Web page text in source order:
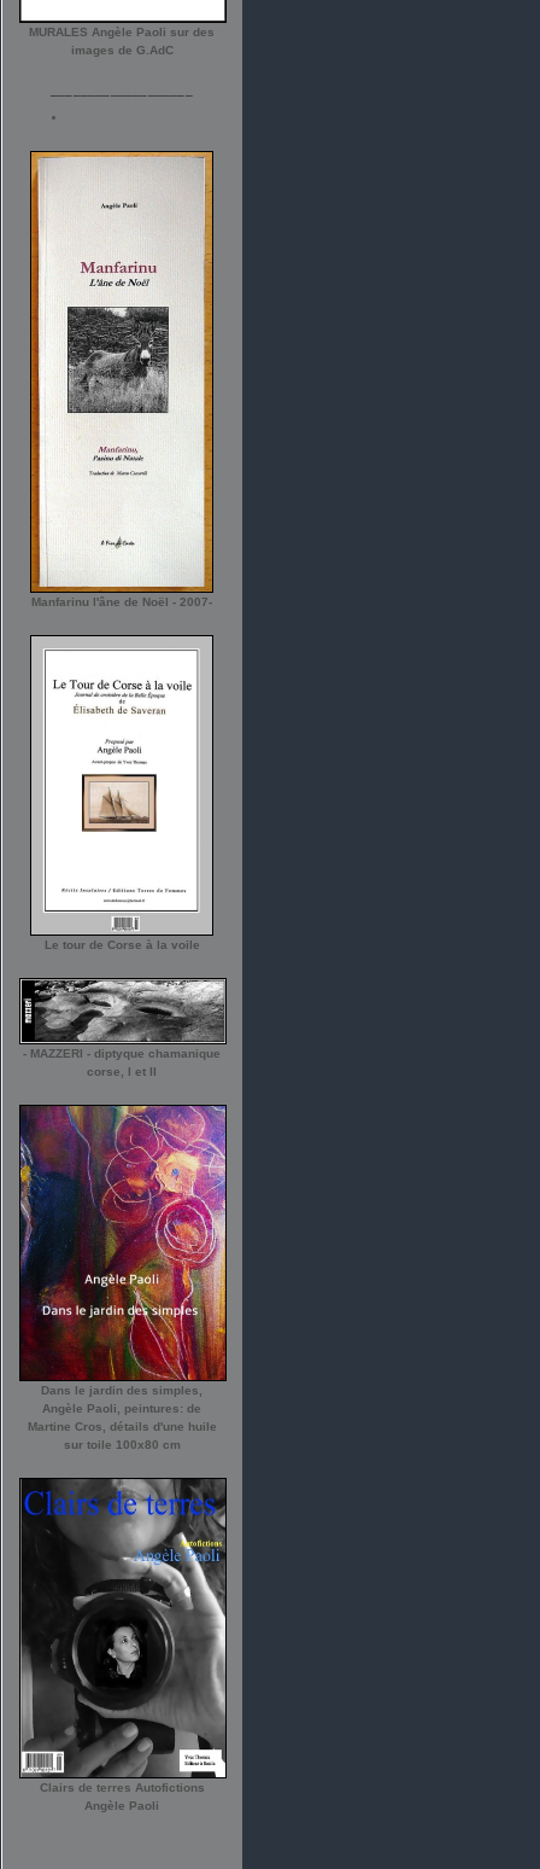
MURALES Angèle Paoli sur des
images de G.AdC
Manfarinu l'âne de Noël - 2007-
Le tour de Corse à la voile
- MAZZERI - diptyque chamanique
corse, I et II
Dans le jardin des simples,
Angèle Paoli, peintures: de
Martine Cros, détails d'une huile
sur toile 100x80 cm
Clairs de terres Autofictions
Angèle Paoli